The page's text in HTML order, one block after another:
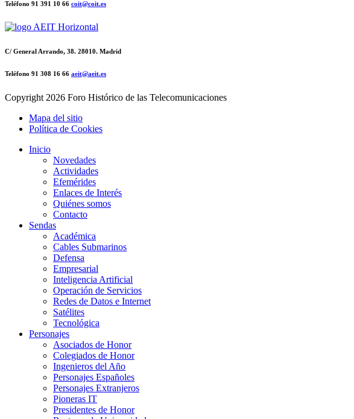
Teléfono 91 391 10 66 coit@coit.es
C/ General Arrando, 38. 28010. Madrid
Teléfono 91 308 16 66 aeit@aeit.es
Copyright 2026 Foro Histórico de las Telecomunicaciones
Mapa del sitio
Política de Cookies
Inicio
Novedades
Actividades
Efemérides
Enlaces de Interés
Quiénes somos
Contacto
Sendas
Académica
Cables Submarinos
Defensa
Empresarial
Inteligencia Artificial
Operación de Servicios
Redes de Datos e Internet
Satélites
Tecnológica
Personajes
Asociados de Honor
Colegiados de Honor
Ingenieros del Año
Personajes Españoles
Personajes Extranjeros
Pioneras IT
Presidentes de Honor